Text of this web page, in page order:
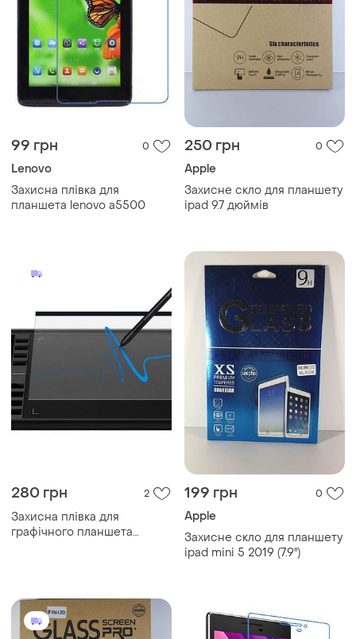
99 грн 0
Lenovo
Захисна плівка для
планшета lenovo a5500
250 грн 0
Apple
Захисне скло для планшету
ipad 9.7 дюймів
280 грн 2
Захисна плівка для
графічного планшета
199 грн 0
Apple
Захисне скло для планшету
ipad mini 5 2019 (7.9'')